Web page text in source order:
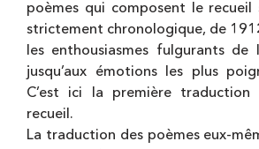
poèmes qui composent le recueil
strictement chronologique, de
les enthousiasmes fulgurants de
jusqu’aux émotions les plus
C’est ici la première traduction
recueil.
La traduction des poèmes eux-